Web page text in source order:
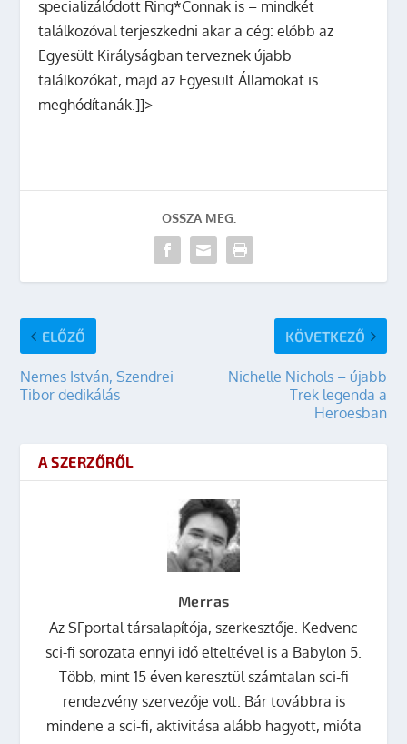
specializálódott Ring*Connak is – mindkét
találkozóval terjeszkedni akar a cég: előbb az
Egyesült Királyságban terveznek újabb
találkozókat, majd az Egyesült Államokat is
meghódítanák.]]>
OSSZA MEG:
ELŐZŐ
Nemes István, Szendrei
Tibor dedikálás
KÖVETKEZŐ
Nichelle Nichols – újabb
Trek legenda a
Heroesban
A SZERZŐRŐL
Merras
Az SFportal társalapítója, szerkesztője. Kedvenc
sci-fi sorozata ennyi idő elteltével is a Babylon 5.
Több, mint 15 éven keresztül számtalan sci-fi
rendezvény szervezője volt. Bár továbbra is
mindene a sci-fi, aktivitása alább hagyott, mióta